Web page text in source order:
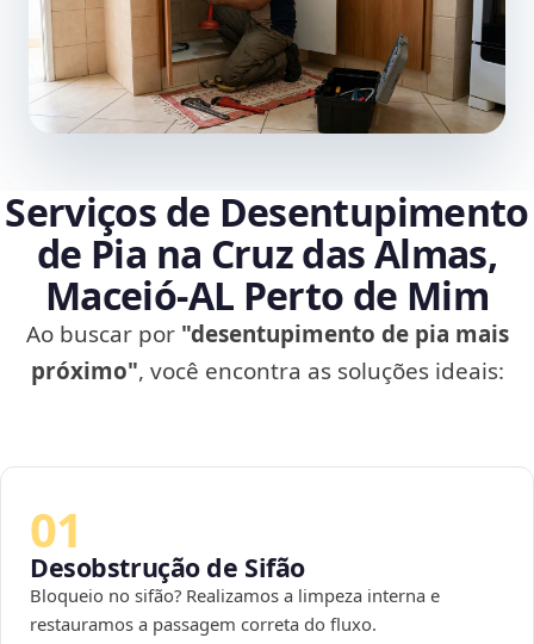
Serviços de Desentupimento
de Pia na Cruz das Almas,
Maceió‑AL Perto de Mim
Ao buscar por "desentupimento de pia mais
próximo", você encontra as soluções ideais:
01
Desobstrução de Sifão
Bloqueio no sifão? Realizamos a limpeza interna e
restauramos a passagem correta do fluxo.